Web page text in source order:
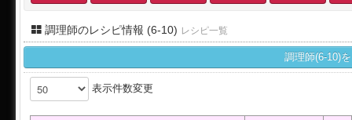
調理師のレシピ情報 (6-10) レシピ一覧
調理師(6-10)
表示件数変更